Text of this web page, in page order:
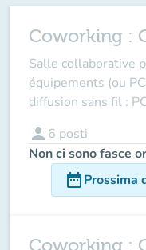
Coworking :
Salle collaborative
équipements (ou
diffusion sans fil :
person 6 posti
Non ci sono fasce
date_rangeProssima
Coworking :